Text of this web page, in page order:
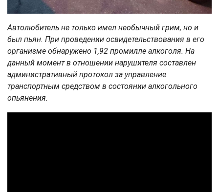
Автолюбитель не только имел необычный грим, но и
был пьян. При проведении освидетельствования в его
организме обнаружено 1,92 промилле алкоголя. На
данный момент в отношении нарушителя составлен
административный протокол за управление
транспортным средством в состоянии алкогольного
опьянения.